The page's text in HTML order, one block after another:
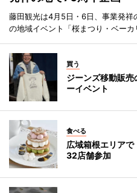
藤田観光は4月5日・6日、事業発
の地域イベント「桜まつり・ベーカ
買う
ジーンズ移動販売
ーイベント
食べる
広域箱根エリア
32店舗参加